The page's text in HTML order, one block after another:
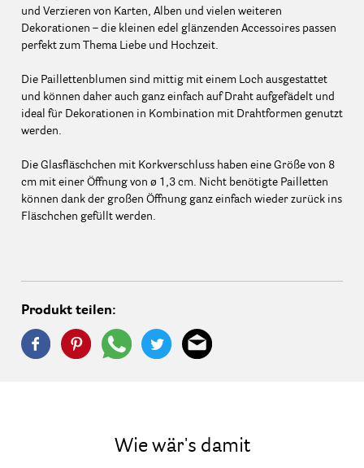
und Verzieren von Karten, Alben und vielen weiteren
Dekorationen – die kleinen edel glänzenden Accessoires passen
perfekt zum Thema Liebe und Hochzeit.
Die Paillettenblumen sind mittig mit einem Loch ausgestattet
und können daher auch ganz einfach auf Draht aufgefädelt und
ideal für Dekorationen in Kombination mit Drahtformen genutzt
werden.
Die Glasfläschchen mit Korkverschluss haben eine Größe von 8
cm mit einer Öffnung von ø 1,3 cm. Nicht benötigte Pailletten
können dank der großen Öffnung ganz einfach wieder zurück ins
Fläschchen gefüllt werden.
Produkt teilen:
Wie wär's damit